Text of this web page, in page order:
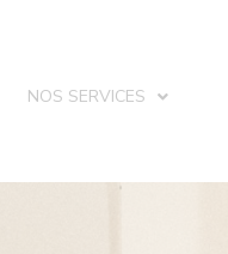
NOS SERVICES